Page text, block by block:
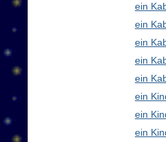
ein
ein
ein
ein
ein
ein
ein
ein